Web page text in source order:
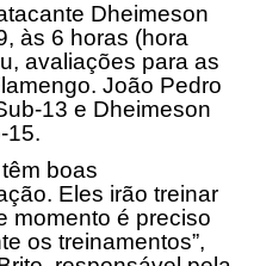
Dheimeson
às 6 horas (hora
avaliações para as
João Pedro
13 e Dheimeson
15.
boas
Eles irão treinar
momento é preciso
os treinamentos”,